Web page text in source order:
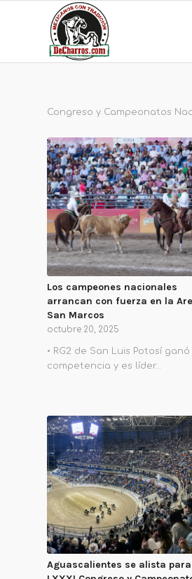
Congreso y Campeonatos
Los campeones nacionales
arrancan con fuerza en la
San Marcos
octubre 20, 2025
• RG2 de San Luis Potosí ganó
competencia y es líder…
Aguascalientes se alista